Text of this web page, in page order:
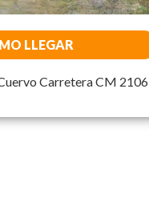
LLEGAR
Carretera CM 2106